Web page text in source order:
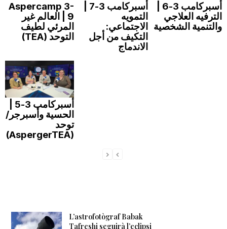
n
Aspercamp 3-
9 | العالم غير
المرئي لطيف
التوحد (TEA)
التمويه
الاجتماعي:
التكيف من أجل
الاندماج
الترفيه العلاجي
والتنمية الشخصية
الحسية وأسبرجر/
توحد
(AspergerTEA)